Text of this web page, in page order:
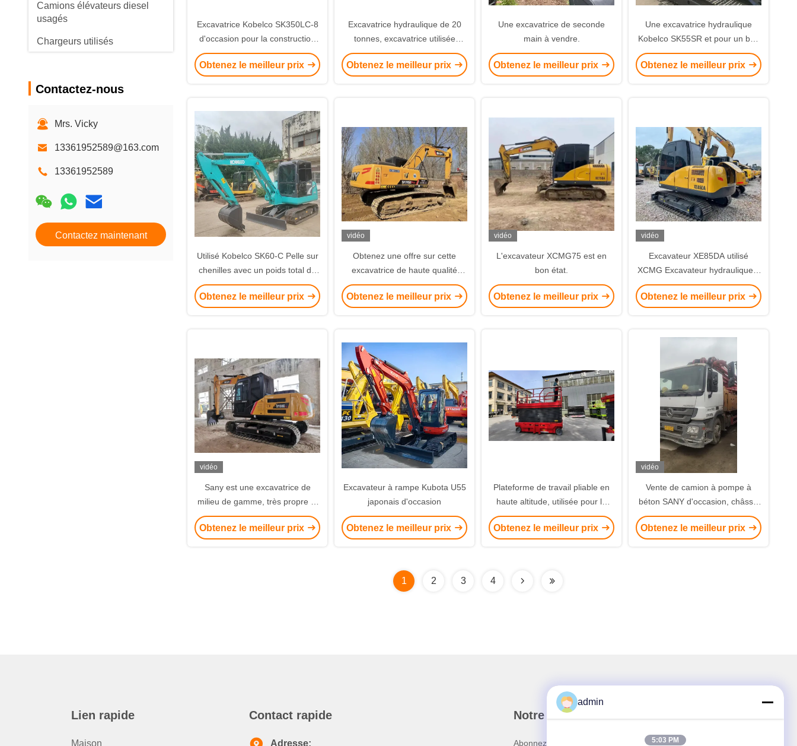
Camions élévateurs diesel
usagés
Chargeurs utilisés
Classeur de routes utilisé
Rouleaux routiers usagés
Chargeur de remorque
nouvelle
Contactez-nous
Mrs. Vicky
13361952589@163.com
13361952589
Contactez maintenant
Excavatrice Kobelco SK350LC-8
d'occasion pour la construction
routière
Obtenez le meilleur prix
Excavatrice hydraulique de 20
tonnes, excavatrice utilisée
Kobelco 200 pour la construction
de routes
Obtenez le meilleur prix
Une excavatrice de seconde
main à vendre.
Obtenez le meilleur prix
Une excavatrice hydraulique
Kobelco SK55SR et pour un bon
prix
Obtenez le meilleur prix
Utilisé Kobelco SK60-C Pelle sur
chenilles avec un poids total de
6000 kg, un moteur Yanmar
4TNV94L-PLY et une capacité de
Obtenez le meilleur prix
vidéo
Obtenez une offre sur cette
excavatrice de haute qualité
disponible maintenant
Obtenez le meilleur prix
vidéo
L'excavateur XCMG75 est en
bon état.
Obtenez le meilleur prix
vidéo
Excavateur XE85DA utilisé
XCMG Excavateur hydraulique à
rampe de 8 tonnes
Obtenez le meilleur prix
vidéo
Sany est une excavatrice de
milieu de gamme, très propre et
en bon état.
Obtenez le meilleur prix
Excavateur à rampe Kubota U55
japonais d'occasion
Obtenez le meilleur prix
Plateforme de travail pliable en
haute altitude, utilisée pour la
construction intérieure et les
travaux sur les murs extérieurs
Obtenez le meilleur prix
vidéo
Vente de camion à pompe à
béton SANY d'occasion, châssis
Mercedes Benz
Obtenez le meilleur prix
1 2 3 4
Lien rapide
Maison
Contact rapide
Adresse:
Notre newsletter
Abonnez-vous à notre newsletter pour des réductions et
admin
5:03 PM